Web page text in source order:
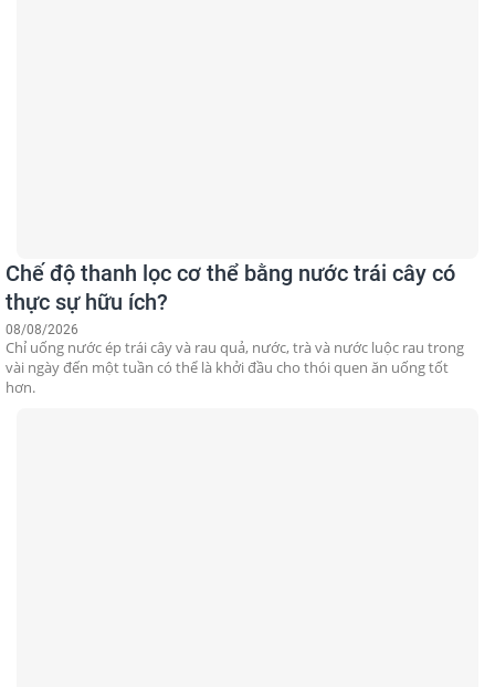
Chế độ thanh lọc cơ thể bằng nước trái cây có
thực sự hữu ích?
08/08/2026
Chỉ uống nước ép trái cây và rau quả, nước, trà và nước luộc rau trong
vài ngày đến một tuần có thể là khởi đầu cho thói quen ăn uống tốt
hơn.